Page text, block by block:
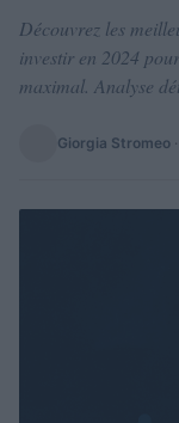
Découvrez les
investir en 2024
maximal. Analyse
Giorgia Stromeo ·